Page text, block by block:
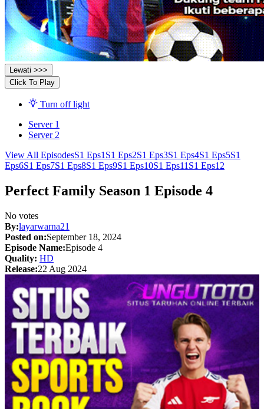
Lewati >>>
Click To Play
Turn off light
Server 1
Server 2
View All EpisodesS1 Eps1 S1 Eps2S1 Eps3S1 Eps4S1 Eps5S1
Eps6S1 Eps7S1 Eps8S1 Eps9S1 Eps10S1 Eps11 S1 Eps12
Perfect Family Season 1 Episode 4
No votes
By:layarwarna21
Posted on:September 18, 2024
Episode Name:Episode 4
Quality: HD
Release:22 Aug 2024